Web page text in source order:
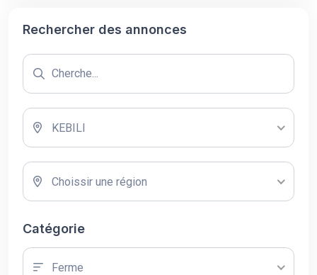
Rechercher des annonces
KEBILI
Choissir une région
Catégorie
Ferme